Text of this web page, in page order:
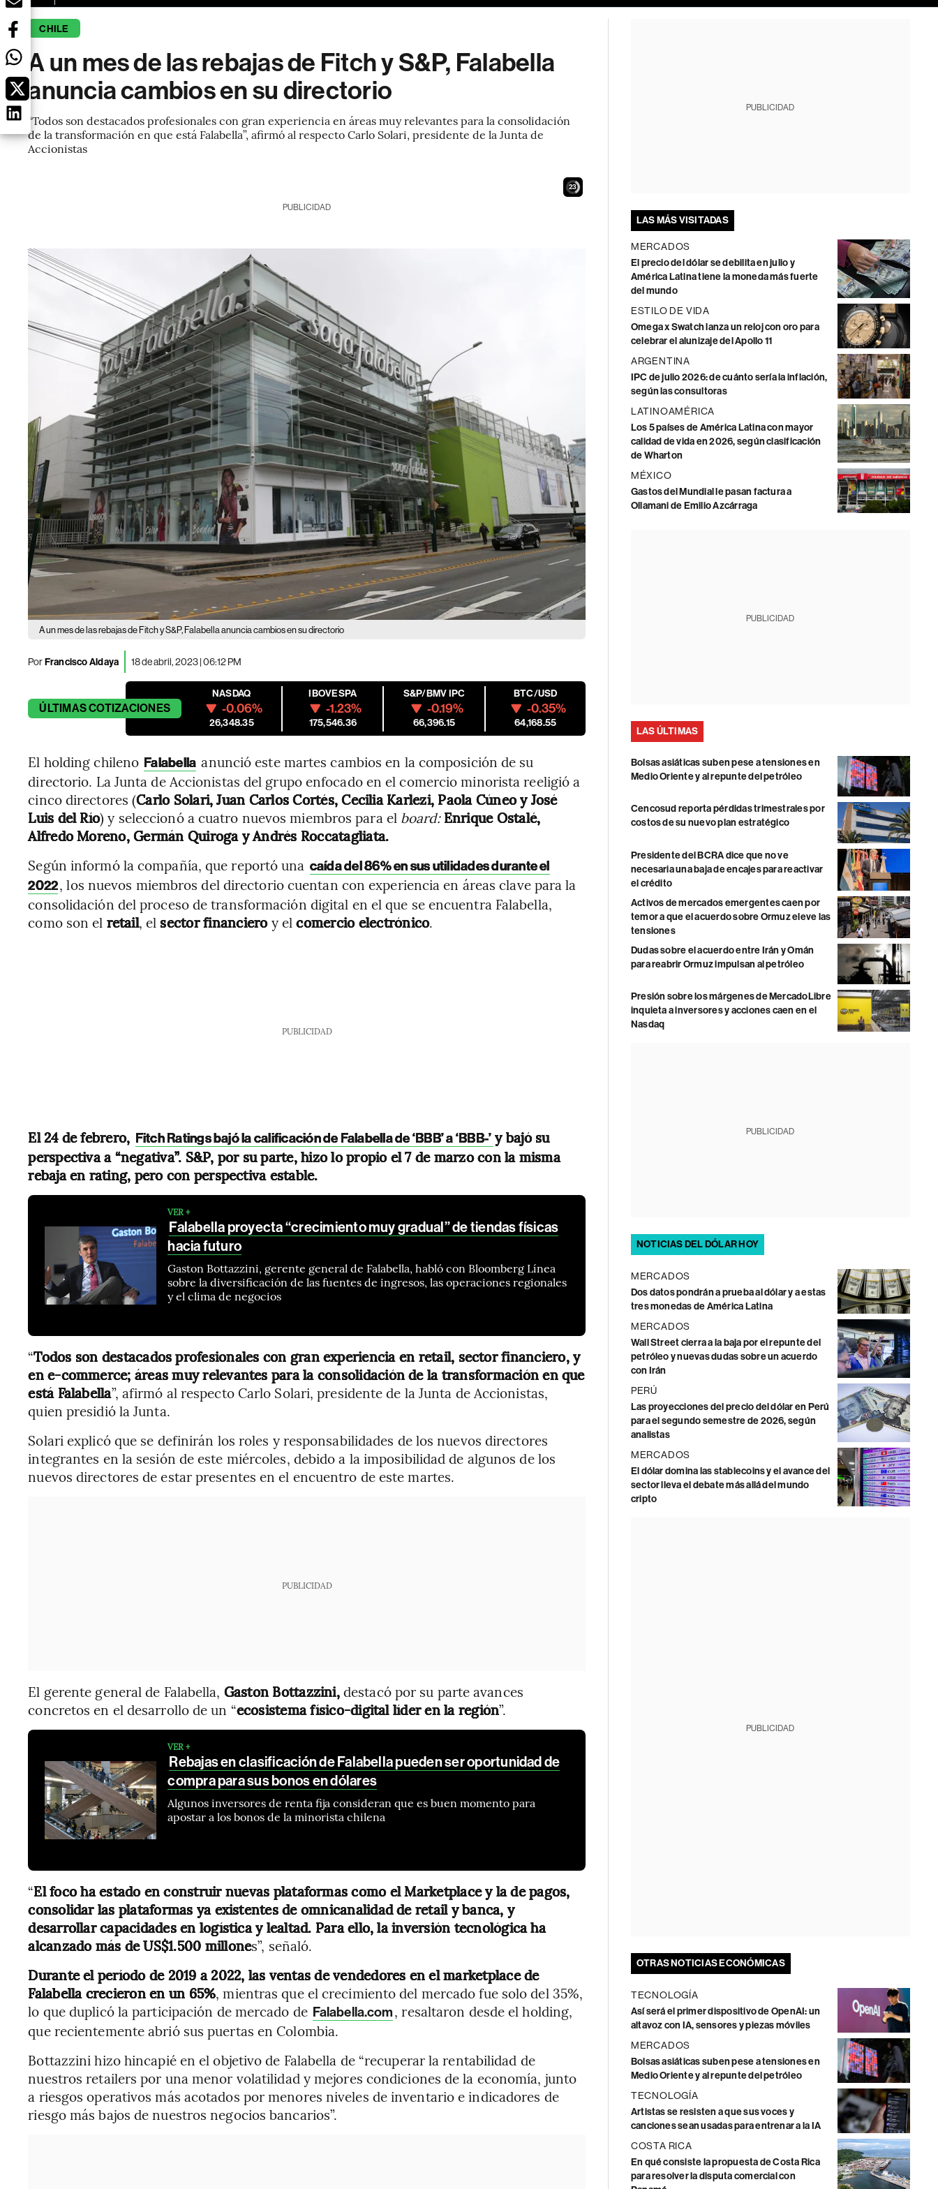
CHILE
A un mes de las rebajas de Fitch y S&P, Falabella
anuncia cambios en su directorio
“Todos son destacados profesionales con gran experiencia en áreas muy relevantes para la consolidación
de la transformación en que está Falabella”, afirmó al respecto Carlo Solari, presidente de la Junta de
Accionistas
21
PUBLICIDAD
A un mes de las rebajas de Fitch y S&P, Falabella anuncia cambios en su directorio
PorFrancisco Aldaya 18 de abril, 2023 | 06:12 PM
ÚLTIMASCOTIZACIONES
NASDAQ
-0.06%
26,348.35
IBOVESPA
-1.23%
175,546.36
S&P/BMV IPC
-0.19%
66,396.15
BTC/USD
-0.35%
64,168.55
El holding chileno Falabella anunció este martes cambios en la composición de su
directorio. La Junta de Accionistas del grupo enfocado en el comercio minorista reeligió a
cinco directores (Carlo Solari, Juan Carlos Cortés, Cecilia Karlezi, Paola Cúneo y José
Luis del Río) y seleccionó a cuatro nuevos miembros para el board: Enrique Ostalé,
Alfredo Moreno, Germán Quiroga y Andrés Roccatagliata.
Según informó la compañía, que reportó una caída del 86% en sus utilidades durante el
2022, los nuevos miembros del directorio cuentan con experiencia en áreas clave para la
consolidación del proceso de transformación digital en el que se encuentra Falabella,
como son el retail, el sector financieroy el comercio electrónico.
PUBLICIDAD
El 24 de febrero, Fitch Ratings bajó la calificación de Falabella de ‘BBB’ a ‘BBB-’ y bajó su
perspectiva a “negativa”. S&P, por su parte, hizo lo propio el 7 de marzo con la misma
rebaja en rating, pero con perspectiva estable.
VER +
Falabella proyecta “crecimiento muy gradual” de tiendas físicas
hacia futuro
Gaston Bottazzini, gerente general de Falabella, habló con Bloomberg Línea
sobre la diversificación de las fuentes de ingresos, las operaciones regionales
y el clima de negocios
“Todos son destacados profesionales con gran experiencia en retail, sector financiero, y
en e-commerce; áreas muy relevantes para la consolidación de la transformación en que
está Falabella”, afirmó al respecto Carlo Solari, presidente de la Junta de Accionistas,
quien presidió la Junta.
Solari explicó que se definirán los roles y responsabilidades de los nuevos directores
integrantes en la sesión de este miércoles, debido a la imposibilidad de algunos de los
nuevos directores de estar presentes en el encuentro de este martes.
PUBLICIDAD
El gerente general de Falabella, Gaston Bottazzini,destacó por su parte avances
concretos en el desarrollo de un “ecosistema físico-digital líder en la región”.
VER +
Rebajas en clasificación de Falabella pueden ser oportunidad de
compra para sus bonos en dólares
Algunos inversores de renta fija consideran que es buen momento para
apostar a los bonos de la minorista chilena
“El foco ha estado en construir nuevas plataformas como el Marketplace y la de pagos,
consolidar las plataformas ya existentes de omnicanalidad de retail y banca, y
desarrollar capacidades en logística y lealtad. Para ello, la inversión tecnológica ha
alcanzado más de US$1.500 millones”, señaló.
Durante el período de 2019 a 2022, las ventas de vendedores en el marketplace de
Falabella crecieron en un 65%, mientras que el crecimiento del mercado fue solo del 35%,
lo que duplicó la participación de mercado de Falabella.com, resaltaron desde el holding,
que recientemente abrió sus puertas en Colombia.
Bottazzini hizo hincapié en el objetivo de Falabella de “recuperar la rentabilidad de
nuestros retailers por una menor volatilidad y mejores condiciones de la economía, junto
a riesgos operativos más acotados por menores niveles de inventario e indicadores de
riesgo más bajos de nuestros negocios bancarios”.
PUBLICIDAD
LAS MÁS VISITADAS
MERCADOS
El precio del dólar se debilita en julio y
América Latina tiene la moneda más fuerte
del mundo
ESTILO DE VIDA
Omega x Swatch lanza un reloj con oro para
celebrar el alunizaje del Apollo 11
ARGENTINA
IPC de julio 2026: de cuánto sería la inflación,
según las consultoras
LATINOAMÉRICA
Los 5 países de América Latina con mayor
calidad de vida en 2026, según clasificación
de Wharton
MÉXICO
Gastos del Mundial le pasan factura a
Ollamani de Emilio Azcárraga
PUBLICIDAD
LAS ÚLTIMAS
Bolsas asiáticas suben pese a tensiones en
Medio Oriente y al repunte del petróleo
Cencosud reporta pérdidas trimestrales por
costos de su nuevo plan estratégico
Presidente del BCRA dice que no ve
necesaria una baja de encajes para reactivar
el crédito
Activos de mercados emergentes caen por
temor a que el acuerdo sobre Ormuz eleve las
tensiones
Dudas sobre el acuerdo entre Irán y Omán
para reabrir Ormuz impulsan al petróleo
Presión sobre los márgenes de MercadoLibre
inquieta a inversores y acciones caen en el
Nasdaq
PUBLICIDAD
NOTICIAS DEL DÓLAR HOY
MERCADOS
Dos datos pondrán a prueba al dólar y a estas
tres monedas de América Latina
MERCADOS
Wall Street cierra a la baja por el repunte del
petróleo y nuevas dudas sobre un acuerdo
con Irán
PERÚ
Las proyecciones del precio del dólar en Perú
para el segundo semestre de 2026, según
analistas
MERCADOS
El dólar domina las stablecoins y el avance del
sector lleva el debate más allá del mundo
cripto
PUBLICIDAD
OTRAS NOTICIAS ECONÓMICAS
TECNOLOGÍA
Así será el primer dispositivo de OpenAI: un
altavoz con IA, sensores y piezas móviles
MERCADOS
Bolsas asiáticas suben pese a tensiones en
Medio Oriente y al repunte del petróleo
TECNOLOGÍA
Artistas se resisten a que sus voces y
canciones sean usadas para entrenar a la IA
COSTA RICA
En qué consiste la propuesta de Costa Rica
para resolver la disputa comercial con